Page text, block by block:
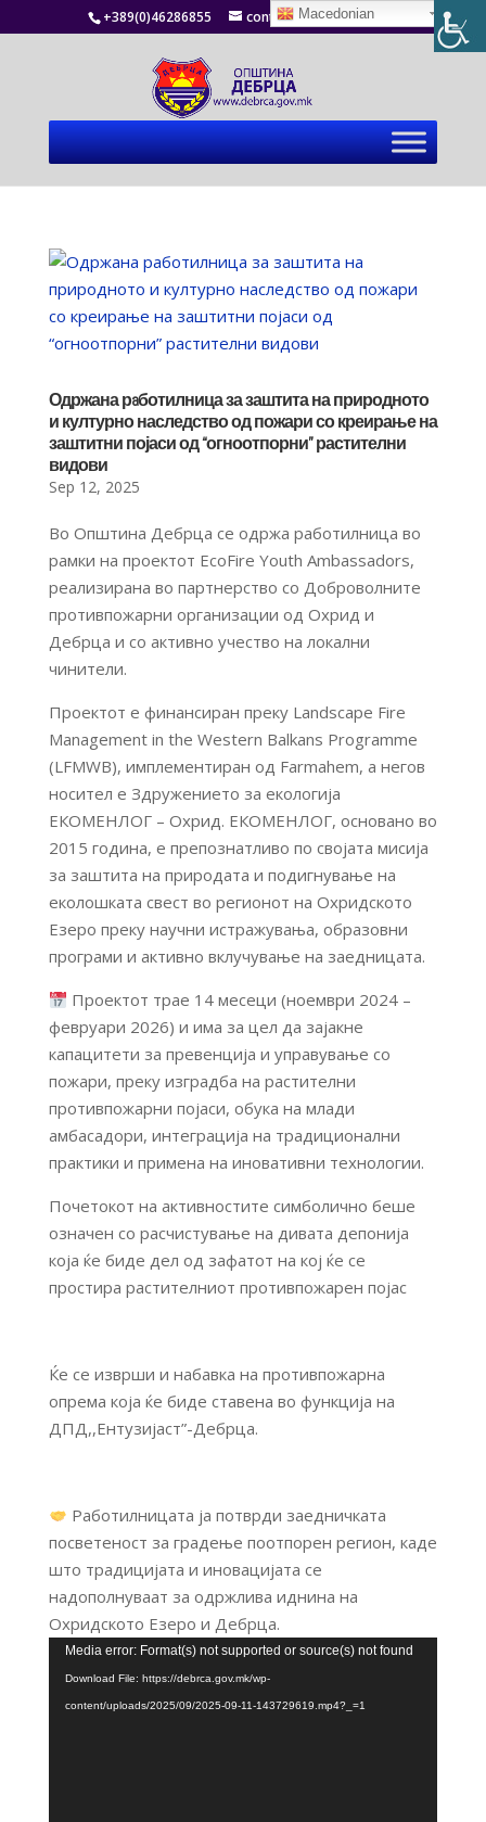
+389(0)46286855 contact@debrca.gov.mk
Одржана рaботилница за заштита на природното
и културно наследство од пожари со креирање на
заштитни појаси од “огноотпорни” растителни
видови
Sep 12, 2025
Во Општина Дебрца се одржа работилница во
рамки на проектот EcoFire Youth Ambassadors,
реализирана во партнерство со Доброволните
противпожарни организации од Охрид и
Дебрца и со активно учество на локални
чинители.
Проектот е финансиран преку Landscape Fire
Management in the Western Balkans Programme
(LFMWB), имплементиран од Farmahem, а негов
носител е Здружението за екологија
ЕКОМЕНЛОГ – Охрид. ЕКОМЕНЛОГ, основано во
2015 година, е препознатливо по својата мисија
за заштита на природата и подигнување на
еколошката свест во регионот на Охридското
Езеро преку научни истражувања, образовни
програми и активно вклучување на заедницата.
Проектот трае 14 месеци (ноември 2024 –
февруари 2026) и има за цел да зајакне
капацитети за превенција и управување со
пожари, преку изградба на растителни
противпожарни појаси, обука на млади
амбасадори, интеграција на традиционални
практики и примена на иновативни технологии.
Почетокот на активностите симболично беше
означен со расчистување на дивата депонија
која ќе биде дел од зафатот на кој ќе се
простира растителниот противпожарен појас
Ќе се изврши и набавка на противпожарна
опрема која ќе биде ставена во функција на
ДПД,,Ентузијаст”-Дебрца.
Работилницата ја потврди заедничката
посветеност за градење поотпорен регион, каде
што традицијата и иновацијата се
надополнуваат за одржлива иднина на
Охридското Езеро и Дебрца.
Video
Player
Media error: Format(s) not supported or source(s) not found
Download File: https://debrca.gov.mk/wp-
content/uploads/2025/09/2025-09-11-143729619.mp4?_=1
Macedonian